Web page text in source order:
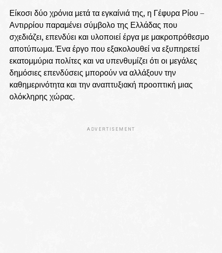
Είκοσι δύο χρόνια μετά τα εγκαίνιά της, η Γέφυρα Ρίου –
Αντιρρίου παραμένει σύμβολο της Ελλάδας που
σχεδιάζει, επενδύει και υλοποιεί έργα με μακροπρόθεσμο
αποτύπωμα. Ένα έργο που εξακολουθεί να εξυπηρετεί
εκατομμύρια πολίτες και να υπενθυμίζει ότι οι μεγάλες
δημόσιες επενδύσεις μπορούν να αλλάξουν την
καθημερινότητα και την αναπτυξιακή προοπτική μιας
ολόκληρης χώρας.
ADVERTISEMENT